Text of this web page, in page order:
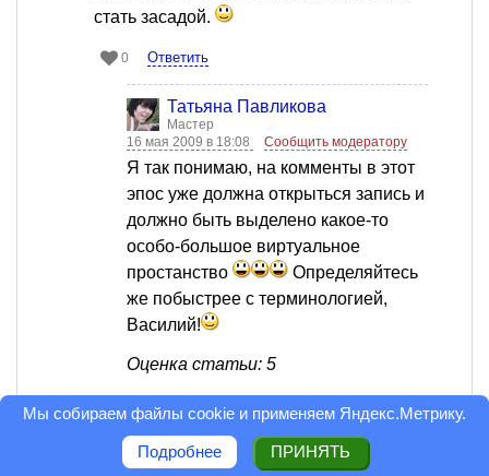
стать засадой.
0 Ответить
Татьяна Павликова
Мастер
16 мая 2009 в 18:08
Сообщить модератору
Я так понимаю, на комменты в этот
эпос уже должна открыться запись и
должно быть выделено какое-то
особо-большое виртуальное
простанство
Определяйтесь
же побыстрее с терминологией,
Василий!
Оценка статьи: 5
0 Ответить
Галя Константинова
Грандмастер
Мы собираем файлы cookie и применяем Яндекс.Метрику.
Подробнее ПРИНЯТЬ